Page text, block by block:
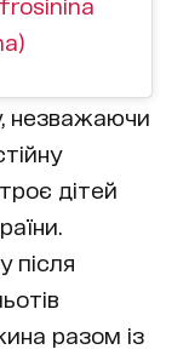
незважаючи
дітей
після
разом із